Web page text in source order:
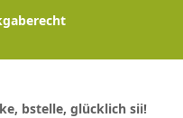
bstelle, glücklich sii!